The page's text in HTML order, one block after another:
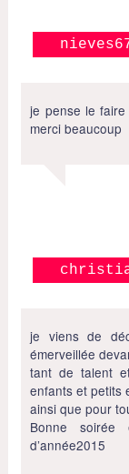
je pense le
merci beaucoup
je viens de
émerveillée
tant de talent
enfants et petits
ainsi que pour
Bonne
d’année2015